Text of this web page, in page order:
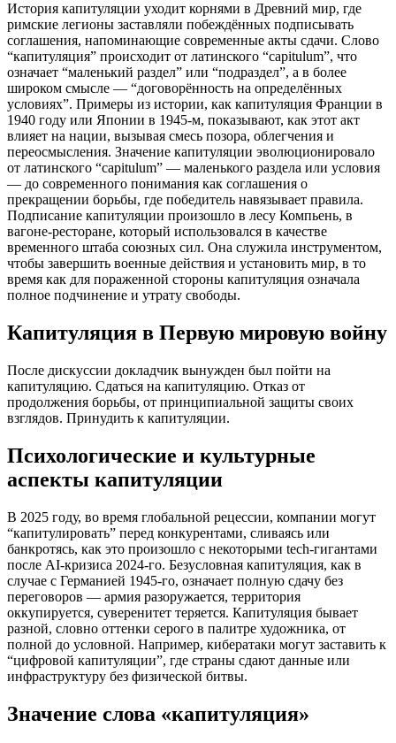
История капитуляции уходит корнями в Древний мир, где
римские легионы заставляли побеждённых подписывать
соглашения, напоминающие современные акты сдачи. Слово
“капитуляция” происходит от латинского “capitulum”, что
означает “маленький раздел” или “подраздел”, а в более
широком смысле — “договорённость на определённых
условиях”. Примеры из истории, как капитуляция Франции в
1940 году или Японии в 1945-м, показывают, как этот акт
влияет на нации, вызывая смесь позора, облегчения и
переосмысления. Значение капитуляции эволюционировало
от латинского “capitulum” — маленького раздела или условия
— до современного понимания как соглашения о
прекращении борьбы, где победитель навязывает правила.
Подписание капитуляции произошло в лесу Компьень, в
вагоне-ресторане, который использовался в качестве
временного штаба союзных сил. Она служила инструментом,
чтобы завершить военные действия и установить мир, в то
время как для пораженной стороны капитуляция означала
полное подчинение и утрату свободы.
Капитуляция в Первую мировую войну
После дискуссии докладчик вынужден был пойти на
капитуляцию. Сдаться на капитуляцию. Отказ от
продолжения борьбы, от принципиальной защиты своих
взглядов. Принудить к капитуляции.
Психологические и культурные
аспекты капитуляции
В 2025 году, во время глобальной рецессии, компании могут
“капитулировать” перед конкурентами, сливаясь или
банкротясь, как это произошло с некоторыми tech-гигантами
после AI-кризиса 2024-го. Безусловная капитуляция, как в
случае с Германией 1945-го, означает полную сдачу без
переговоров — армия разоружается, территория
оккупируется, суверенитет теряется. Капитуляция бывает
разной, словно оттенки серого в палитре художника, от
полной до условной. Например, кибератаки могут заставить к
“цифровой капитуляции”, где страны сдают данные или
инфраструктуру без физической битвы.
Значение слова «капитуляция»